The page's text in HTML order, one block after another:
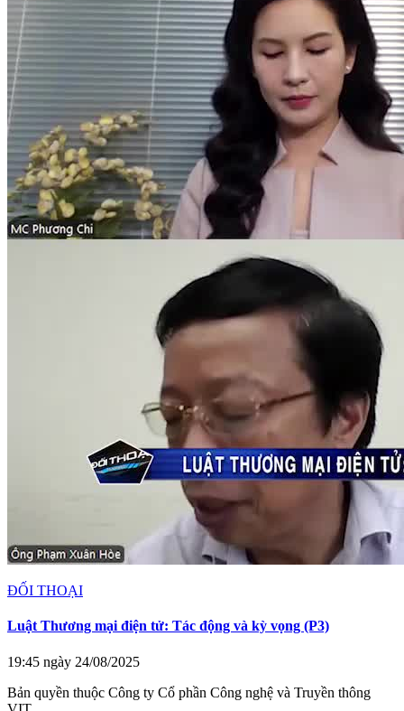
ĐỐI THOẠI
Luật Thương mại điện tử: Tác động và kỳ vọng (P3)
19:45 ngày 24/08/2025
Bản quyền thuộc Công ty Cổ phần Công nghệ và Truyền thông